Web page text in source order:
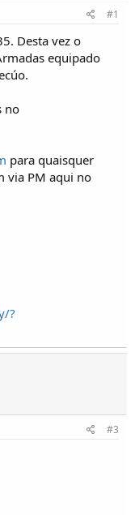
#1
Desta vez o
equipado
no
para quaisquer
via PM aqui no
?
#3